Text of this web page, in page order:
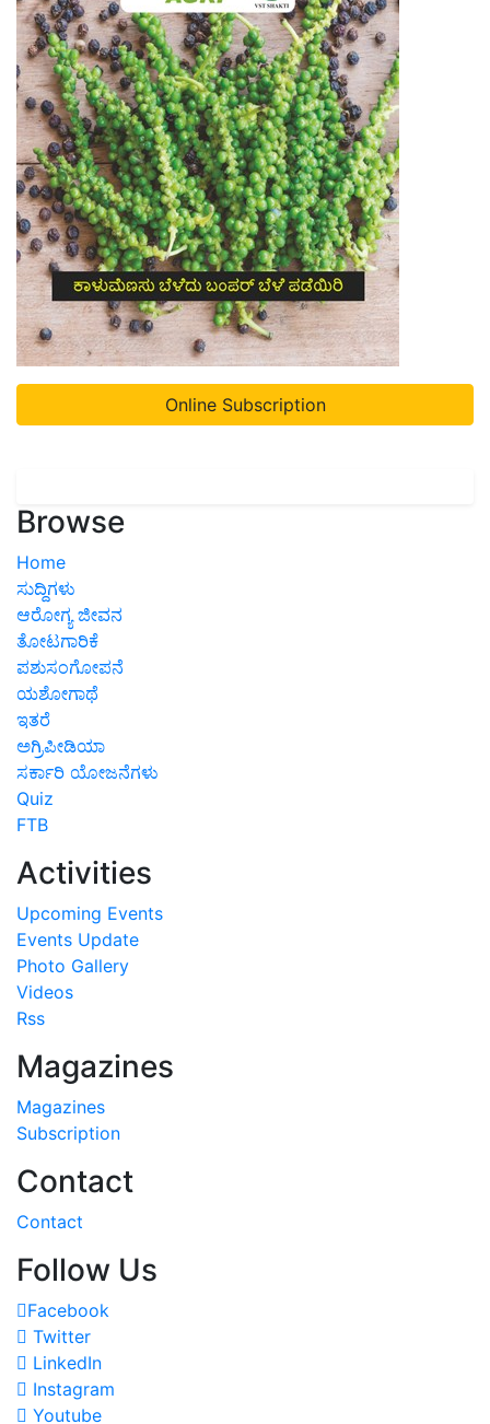
Online Subscription
Browse
Home
ಸುದ್ದಿಗಳು
ಆರೋಗ್ಯ ಜೀವನ
ತೋಟಗಾರಿಕೆ
ಪಶುಸಂಗೋಪನೆ
ಯಶೋಗಾಥೆ
ಇತರೆ
ಅಗ್ರಿಪೀಡಿಯಾ
ಸರ್ಕಾರಿ ಯೋಜನೆಗಳು
Quiz
FTB
Activities
Upcoming Events
Events Update
Photo Gallery
Videos
Rss
Magazines
Magazines
Subscription
Contact
Contact
Follow Us
Facebook
Twitter
LinkedIn
Instagram
Youtube